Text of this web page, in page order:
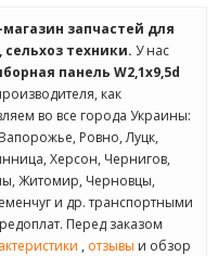
запчастей для
техники. У нас
панель W2,1x9,5d
как
во все города Украины:
Ровно, Луцк,
Херсон, Чернигов,
Житомир, Черновцы,
и др. транспортными
Перед заказом
, отзывы и обзор